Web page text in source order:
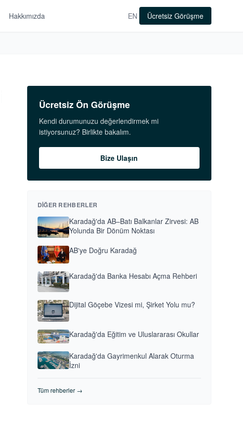
Hakkımızda EN Ücretsiz Görüşme
Ücretsiz Ön Görüşme
Kendi durumunuzu değerlendirmek mi
istiyorsunuz? Birlikte bakalım.
Bize Ulaşın
DIĞER REHBERLER
Karadağ'da AB–Batı Balkanlar Zirvesi: AB
Yolunda Bir Dönüm Noktası
AB'ye Doğru Karadağ
Karadağ'da Banka Hesabı Açma Rehberi
Dijital Göçebe Vizesi mi, Şirket Yolu mu?
Karadağ'da Eğitim ve Uluslararası Okullar
Karadağ'da Gayrimenkul Alarak Oturma
İzni
Tüm rehberler →